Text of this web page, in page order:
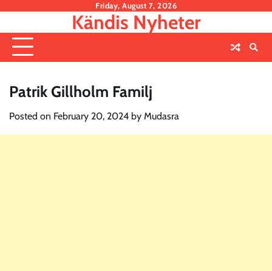
content
Friday, August 7, 2026
Kändis Nyheter
Patrik Gillholm Familj
Posted on February 20, 2024 by Mudasra